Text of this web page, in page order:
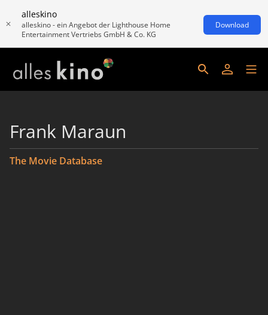
alleskino
alleskino - ein Angebot der Lighthouse Home
Entertainment Vertriebs GmbH & Co. KG
Download
Frank Maraun
The Movie Database